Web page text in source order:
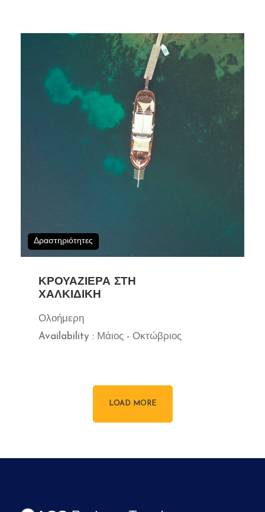
Δραστηριότητες
ΚΡΟΥΑΖΙΈΡΑ ΣΤΗ
ΧΑΛΚΙΔΙΚΉ
Ολοήμερη
Availability : Μάιος - Οκτώβριος
LOAD MORE